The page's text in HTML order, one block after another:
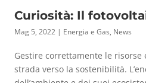
Curiosità: Il
Mag 5, 2022 | Energia e Gas, News
Gestire correttamente le
strada verso la sostenibilità.